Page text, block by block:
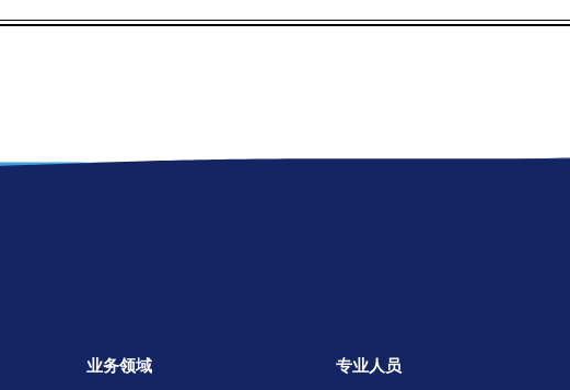
业务领域 专业人员